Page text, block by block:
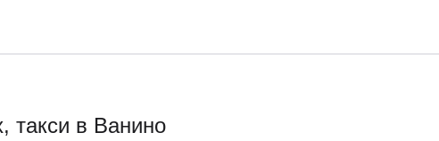
такси в Ванино